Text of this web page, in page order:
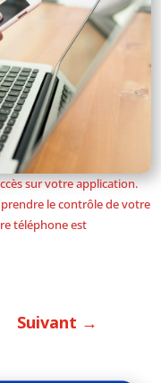
sur votre application.
le contrôle de votre
téléphone est
Suivant →